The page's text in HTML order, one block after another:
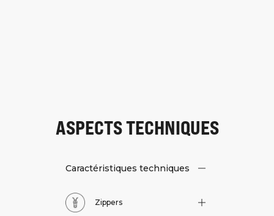
ASPECTS TECHNIQUES
Caractéristiques techniques
Zippers